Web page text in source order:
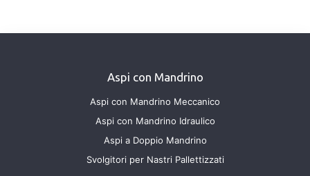
Aspi con Mandrino
Aspi con Mandrino Meccanico
Aspi con Mandrino Idraulico
Aspi a Doppio Mandrino
Svolgitori per Nastri Pallettizzati